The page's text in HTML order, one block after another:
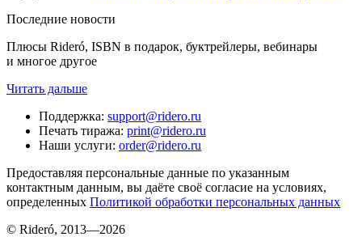
Последние новости
Плюсы Rideró, ISBN в подарок, буктрейлеры, вебинары
и многое другое
Читать дальше
Поддержка: support@ridero.ru
Печать тиража: print@ridero.ru
Наши услуги: order@ridero.ru
Предоставляя персональные данные по указанным
контактным данным, вы даёте своё согласие на условиях,
определенных Политикой обработки персональных данных
© Rideró, 2013—2026